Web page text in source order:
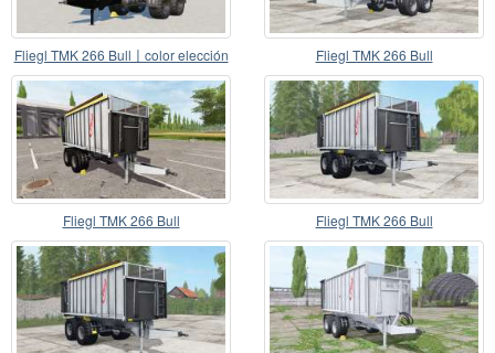
Fliegl TMK 266 Bull〡color elección Fliegl TMK 266 Bull
Fliegl TMK 266 Bull Fliegl TMK 266 Bull